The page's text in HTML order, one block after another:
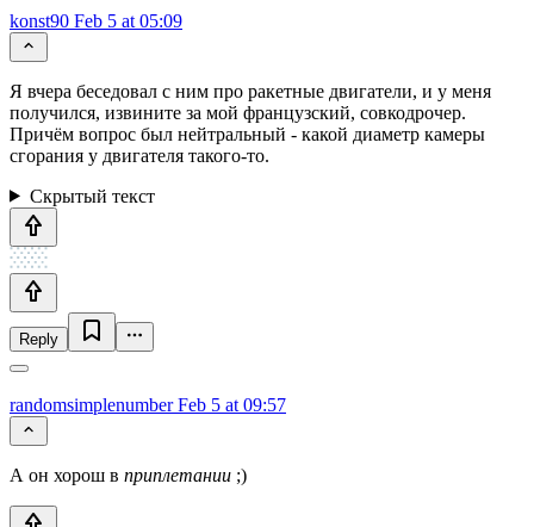
konst90 Feb 5 at 05:09
Я вчера беседовал с ним про ракетные двигатели, и у меня
получился, извините за мой французский, совкодрочер.
Причём вопрос был нейтральный - какой диаметр камеры
сгорания у двигателя такого-то.
Скрытый текст
Reply
randomsimplenumberFeb 5 at 09:57
А он хорош в приплетании ;)